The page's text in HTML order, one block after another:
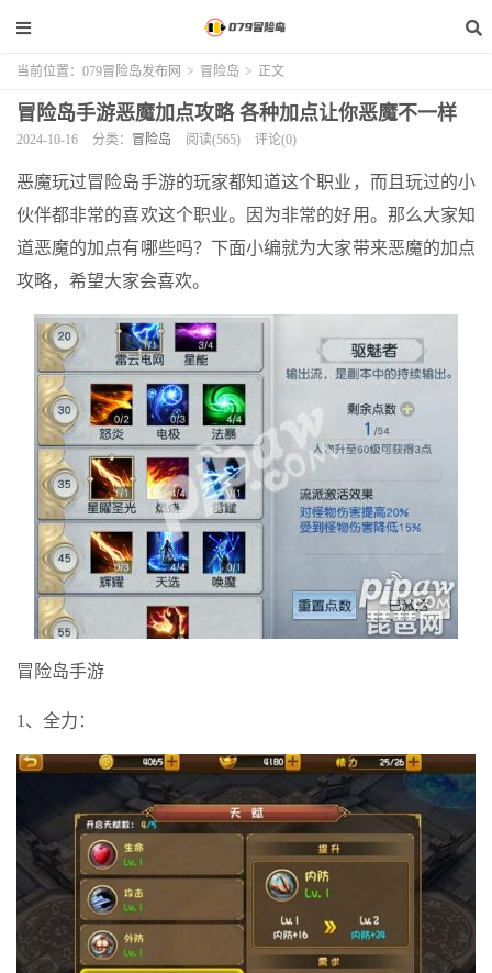
当前位置： 079冒险岛发布网 > 冒险岛 > 正文
冒险岛手游恶魔加点攻略 各种加点让你恶魔不一样
2024-10-16 分类： 冒险岛 阅读(565) 评论(0)
恶魔玩过冒险岛手游的玩家都知道这个职业，而且玩过的小
伙伴都非常的喜欢这个职业。因为非常的好用。那么大家知
道恶魔的加点有哪些吗？下面小编就为大家带来恶魔的加点
攻略，希望大家会喜欢。
冒险岛手游
1、全力：